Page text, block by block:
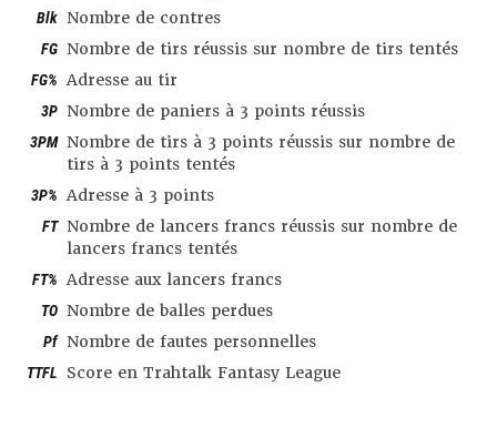
Blk Nombre de contres
FG Nombre de tirs réussis sur nombre de tirs tentés
FG% Adresse au tir
3P Nombre de paniers à 3 points réussis
3PM Nombre de tirs à 3 points réussis sur nombre de
tirs à 3 points tentés
3P% Adresse à 3 points
FT Nombre de lancers francs réussis sur nombre de
lancers francs tentés
FT% Adresse aux lancers francs
TO Nombre de balles perdues
Pf Nombre de fautes personnelles
TTFL Score en Trahtalk Fantasy League